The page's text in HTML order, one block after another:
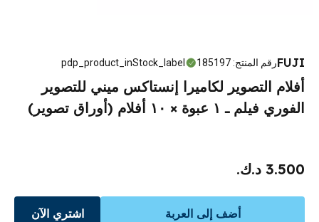
FUJIرقم المنتج:
185197
pdp_product_inStock_label
أفلام التصوير لكاميرا إنستاكس ميني للتصوير
الفوري فيلم ـ ١ عبوة × ١٠ أفلام (أوراق تصوير)
3.500 د.ك.
أضف إلى العربة اشتري الآن